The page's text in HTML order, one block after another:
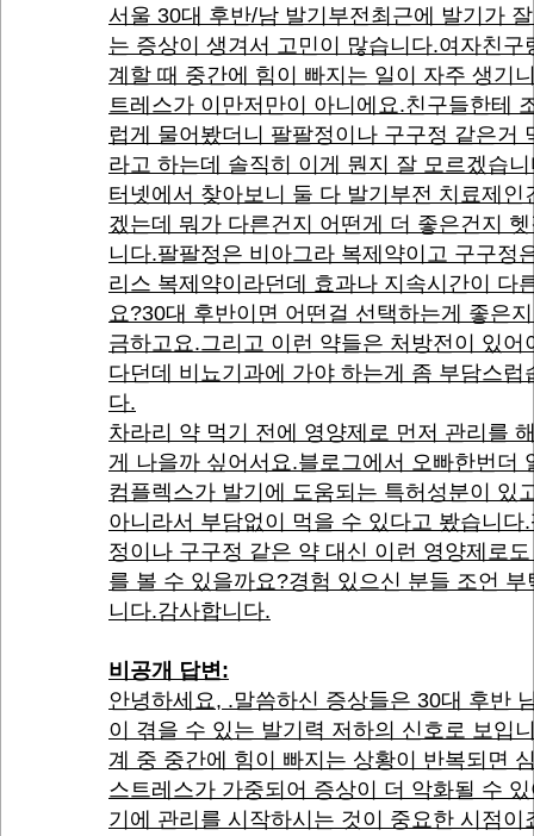
서울 30대 후반/남 발기부전최근에 발기가
는 증상이 생겨서 고민이 많습니다.여자친구
계할 때 중간에 힘이 빠지는 일이 자주 생기
트레스가 이만저만이 아니에요.친구들한테
럽게 물어봤더니 팔팔정이나 구구정 같은거
라고 하는데 솔직히 이게 뭔지 잘 모르겠습
터넷에서 찾아보니 둘 다 발기부전 치료제인
겠는데 뭐가 다른건지 어떤게 더 좋은건지
니다.팔팔정은 비아그라 복제약이고 구구정
리스 복제약이라던데 효과나 지속시간이 다
요?30대 후반이면 어떤걸 선택하는게 좋은
금하고요.그리고 이런 약들은 처방전이 있어
다던데 비뇨기과에 가야 하는게 좀 부담스럽
다.
차라리 약 먹기 전에 영양제로 먼저 관리를
게 나을까 싶어서요.블로그에서 오빠한번더
컴플렉스가 발기에 도움되는 특허성분이 있
아니라서 부담없이 먹을 수 있다고 봤습니다
정이나 구구정 같은 약 대신 이런 영양제로
를 볼 수 있을까요?경험 있으신 분들 조언 부
니다.감사합니다.
비공개 답변:
안녕하세요, .말씀하신 증상들은 30대 후반
이 겪을 수 있는 발기력 저하의 신호로 보입
계 중 중간에 힘이 빠지는 상황이 반복되면
스트레스가 가중되어 증상이 더 악화될 수
기에 관리를 시작하시는 것이 중요한 시점이